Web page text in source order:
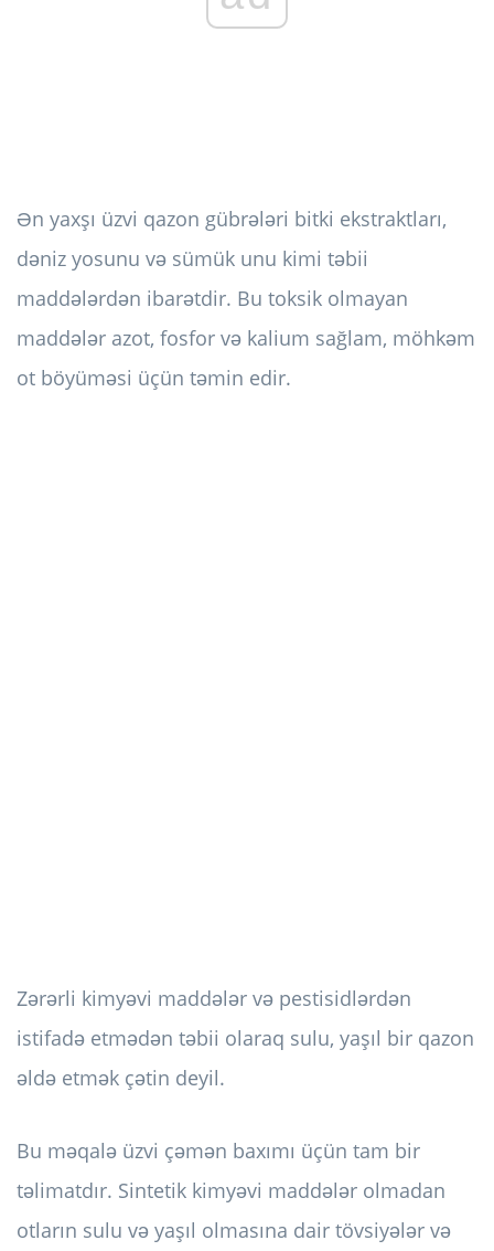
Ən yaxşı üzvi qazon gübrələri bitki ekstraktları,
dəniz yosunu və sümük unu kimi təbii
maddələrdən ibarətdir. Bu toksik olmayan
maddələr azot, fosfor və kalium sağlam, möhkəm
ot böyüməsi üçün təmin edir.
Zərərli kimyəvi maddələr və pestisidlərdən
istifadə etmədən təbii olaraq sulu, yaşıl bir qazon
əldə etmək çətin deyil.
Bu məqalə üzvi çəmən baxımı üçün tam bir
təlimatdır. Sintetik kimyəvi maddələr olmadan
otların sulu və yaşıl olmasına dair tövsiyələr və